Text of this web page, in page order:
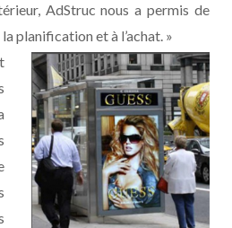
AdStruc nous a permis de
planification et à l’achat. »